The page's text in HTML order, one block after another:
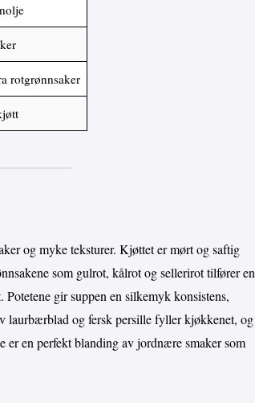
rotgrønnsaker
og myke teksturer. Kjøttet er mørt og saftig
som gulrot, kålrot og sellerirot tilfører en
gir suppen en silkemyk konsistens,
laurbærblad og fersk persille fyller kjøkkenet, og
er en perfekt blanding av jordnære smaker som